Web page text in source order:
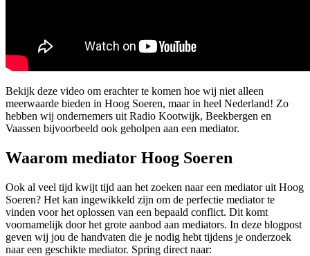
Bekijk deze video om erachter te komen hoe wij niet alleen
meerwaarde bieden in Hoog Soeren, maar in heel Nederland! Zo
hebben wij ondernemers uit Radio Kootwijk, Beekbergen en
Vaassen bijvoorbeeld ook geholpen aan een mediator.
Waarom mediator Hoog Soeren
Ook al veel tijd kwijt tijd aan het zoeken naar een mediator uit Hoog
Soeren? Het kan ingewikkeld zijn om de perfectie mediator te
vinden voor het oplossen van een bepaald conflict. Dit komt
voornamelijk door het grote aanbod aan mediators. In deze blogpost
geven wij jou de handvaten die je nodig hebt tijdens je onderzoek
naar een geschikte mediator. Spring direct naar: